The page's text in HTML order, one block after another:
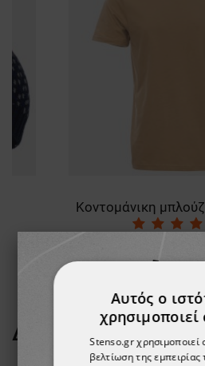
ΔΕΊΤΕ ΠΕΡΙΣΣΌΤΕΡΑ
Αυτός ο
Stenso.gr χρησιμοποιεί
βελτίωση της